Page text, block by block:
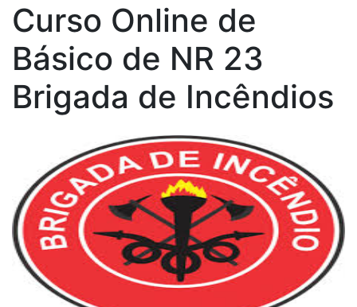
Curso Online de
Básico de NR 23
Brigada de Incêndios